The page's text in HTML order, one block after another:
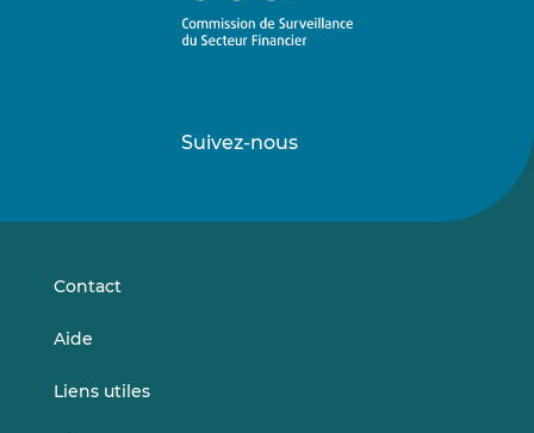
Suivez-nous
sursur
Contact
Aide
Liens utiles